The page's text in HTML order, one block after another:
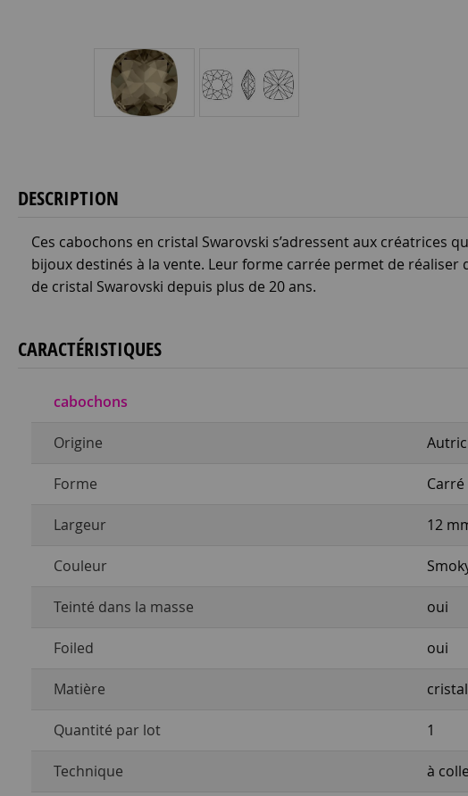
DESCRIPTION
Ces cabochons en cristal Swarovski s’adressent aux
bijoux destinés à la vente. Leur forme carrée permet de
de cristal Swarovski depuis plus de 20 ans.
CARACTÉRISTIQUES
cabochons
Origine
Forme Carré
Largeur 12
Couleur
Teinté dans la masse oui
Foiled oui
Matière cristal
Quantité par lot 1
Technique à